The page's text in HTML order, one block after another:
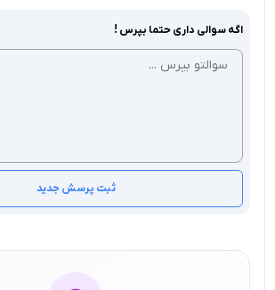
اگه سوالی داری حتما بپرس !
ثبت پرسش جدید